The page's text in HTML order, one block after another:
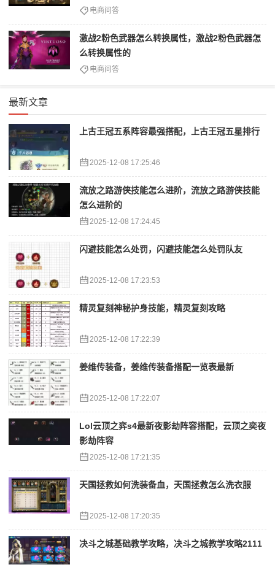
电商问答
激战2粉色武器怎么转换属性，激战2粉色武器怎
么转换属性的
电商问答
最新文章
上古王冠五系阵容最强搭配，上古王冠五星排行
2025-12-08 17:25:46
流放之路游侠技能怎么进阶，流放之路游侠技能
怎么进阶的
2025-12-08 17:24:45
闪避技能怎么处罚，闪避技能怎么处罚队友
2025-12-08 17:23:53
精灵复刻神秘护身技能，精灵复刻攻略
2025-12-08 17:22:39
姜维传装备，姜维传装备搭配一览表最新
2025-12-08 17:22:07
Lol云顶之弈s4最新夜影劫阵容搭配，云顶之奕夜
影劫阵容
2025-12-08 17:21:35
天国拯救如何洗装备血，天国拯救怎么洗衣服
2025-12-08 17:20:35
决斗之城基础教学攻略，决斗之城教学攻略2111